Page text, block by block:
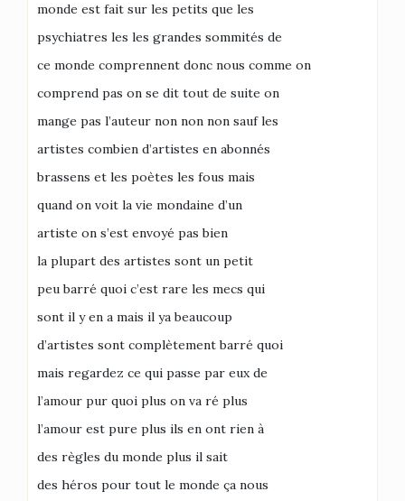
monde est fait sur les petits que les
psychiatres les les grandes sommités de
ce monde comprennent donc nous comme on
comprend pas on se dit tout de suite on
mange pas l’auteur non non non sauf les
artistes combien d’artistes en abonnés
brassens et les poètes les fous mais
quand on voit la vie mondaine d’un
artiste on s’est envoyé pas bien
la plupart des artistes sont un petit
peu barré quoi c’est rare les mecs qui
sont il y en a mais il ya beaucoup
d’artistes sont complètement barré quoi
mais regardez ce qui passe par eux de
l’amour pur quoi plus on va ré plus
l’amour est pure plus ils en ont rien à
des règles du monde plus il sait
des héros pour tout le monde ça nous